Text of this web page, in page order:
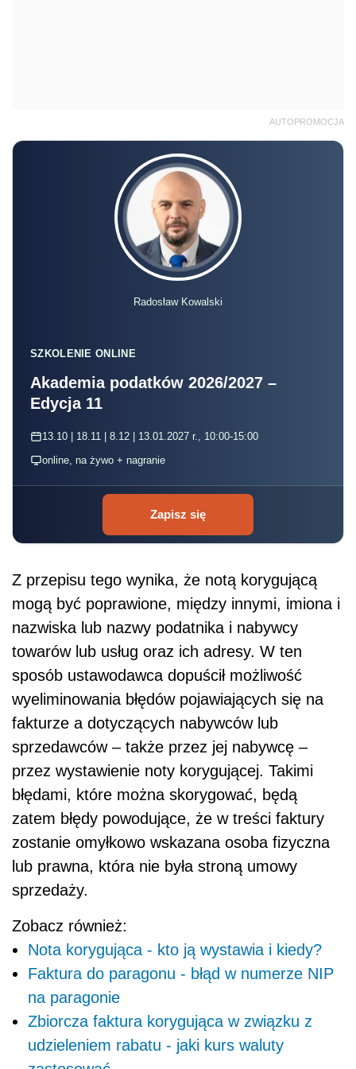
AUTOPROMOCJA
Radosław Kowalski
SZKOLENIE ONLINE
Akademia podatków 2026/2027 –
Edycja 11
13.10 | 18.11 | 8.12 | 13.01.2027 r., 10:00-15:00
online, na żywo + nagranie
Zapisz się
Z przepisu tego wynika, że notą korygującą
mogą być poprawione, między innymi, imiona i
nazwiska lub nazwy podatnika i nabywcy
towarów lub usług oraz ich adresy. W ten
sposób ustawodawca dopuścił możliwość
wyeliminowania błędów pojawiających się na
fakturze a dotyczących nabywców lub
sprzedawców – także przez jej nabywcę –
przez wystawienie noty korygującej. Takimi
błędami, które można skorygować, będą
zatem błędy powodujące, że w treści faktury
zostanie omyłkowo wskazana osoba fizyczna
lub prawna, która nie była stroną umowy
sprzedaży.
Zobacz również:
Nota korygująca - kto ją wystawia i kiedy?
Faktura do paragonu - błąd w numerze NIP
na paragonie
Zbiorcza faktura korygująca w związku z
udzieleniem rabatu - jaki kurs waluty